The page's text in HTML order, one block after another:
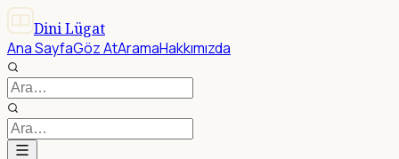
Dini Lügat
Ana SayfaGöz AtAramaHakkımızda